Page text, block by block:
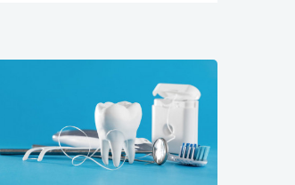
http://bit.ly/3nzosrPhistology http:/...